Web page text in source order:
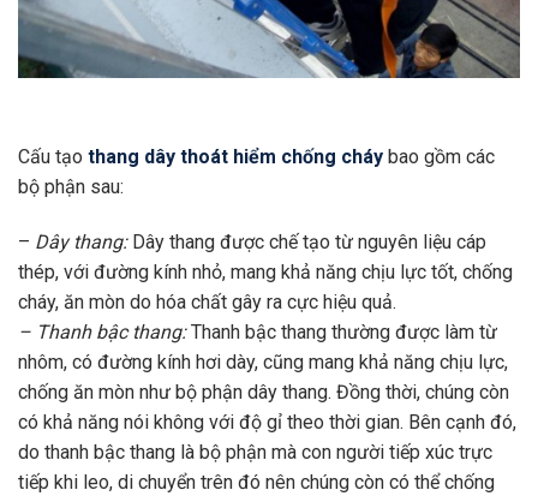
Cấu tạo thang dây thoát hiểm chống cháy bao gồm các
bộ phận sau:
– Dây thang:Dây thang được chế tạo từ nguyên liệu cáp
thép, với đường kính nhỏ, mang khả năng chịu lực tốt, chống
cháy, ăn mòn do hóa chất gây ra cực hiệu quả.
– Thanh bậc thang:Thanh bậc thang thường được làm từ
nhôm, có đường kính hơi dày, cũng mang khả năng chịu lực,
chống ăn mòn như bộ phận dây thang. Đồng thời, chúng còn
có khả năng nói không với độ gỉ theo thời gian. Bên cạnh đó,
do thanh bậc thang là bộ phận mà con người tiếp xúc trực
tiếp khi leo, di chuyển trên đó nên chúng còn có thể chống